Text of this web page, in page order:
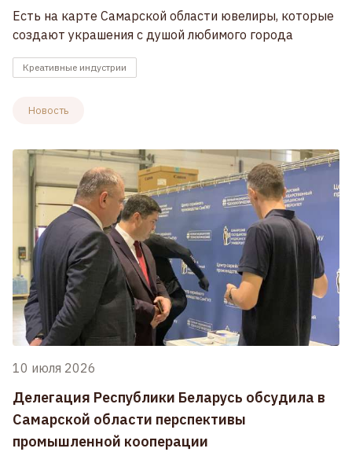
Есть на карте Самарской области ювелиры, которые
создают украшения с душой любимого города
Креативные индустрии
Новость
10 июля 2026
Делегация Республики Беларусь обсудила в
Самарской области перспективы
промышленной кооперации